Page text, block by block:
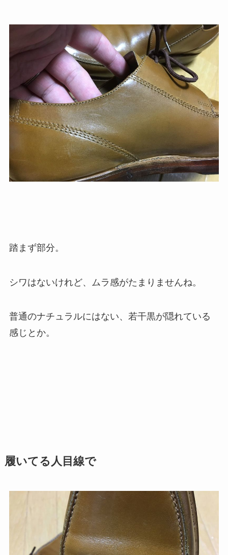
踏まず部分。
シワはないけれど、ムラ感がたまりませんね。
普通のナチュラルにはない、若干黒が隠れている
感じとか。
履いてる人目線で